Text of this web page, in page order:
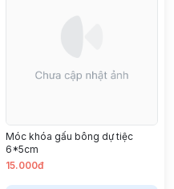
Móc khóa gấu bông dự tiệc
6*5cm
15.000đ